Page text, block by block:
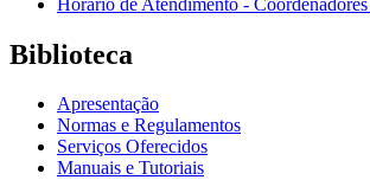
Biblioteca
Apresentação
Normas e Regulamentos
Serviços Oferecidos
Manuais e Tutoriais